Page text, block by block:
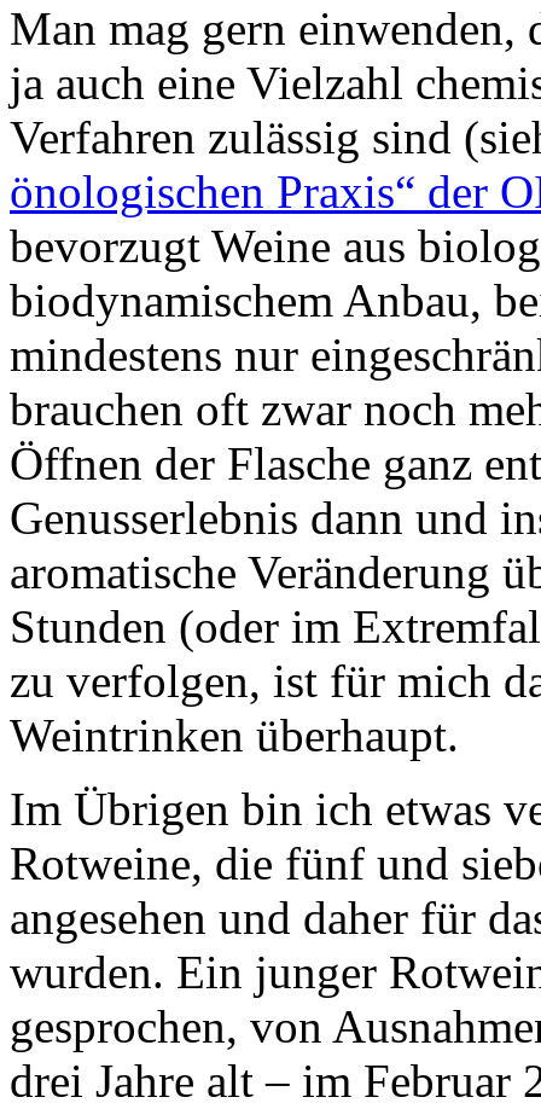
Man mag gern einwenden,
ja auch eine Vielzahl
Verfahren zulässig sind
önologischen Praxis“ der
bevorzugt Weine aus
biodynamischem Anbau,
mindestens nur
brauchen oft zwar noch
Öffnen der Flasche ganz
Genusserlebnis dann und
aromatische Veränderung
Stunden (oder im
zu verfolgen, ist für mich
Weintrinken überhaupt.
Im Übrigen bin ich etwas
Rotweine, die fünf und
angesehen und daher für
wurden. Ein junger
gesprochen, von
drei Jahre alt – im Februar